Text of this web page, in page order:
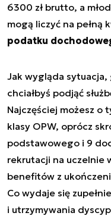
6300 zł brutto, a
mogą liczyć na pełną
podatku
Jak wygląda sytuacja,
chciałbyś podjąć
Najczęściej możesz o
klasy OPW, oprócz
podstawowego i 9
rekrutacji na uczelnie
benefitów z
Co wydaje się
i utrzymywania